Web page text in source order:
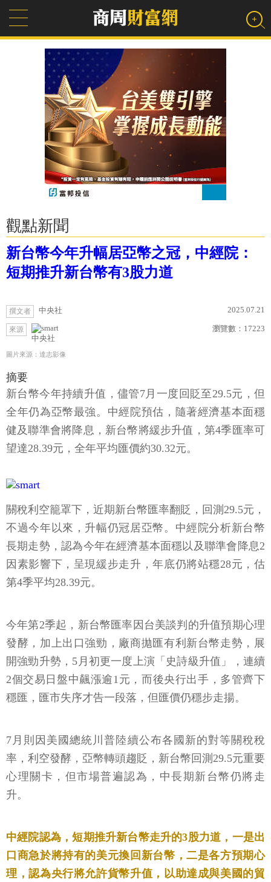
觀點新聞
新台幣今年升幅居亞幣之冠，中經院：
短期推升新台幣有3股力道
撰文者 中央社 2025.07.21
來源
中央社
瀏覽數： 17223
圖片來源：達志影像
摘要
新台幣今年持續升值，儘管7月一度回貶至29.5元，但
全年仍為亞幣最強。中經院預估，隨著經濟基本面穩
健及聯準會將降息，新台幣將緩步升值，第4季匯率可
望達28.39元，全年平均匯價約30.32元。
關稅利空籠罩下，近期新台幣匯率翻貶，回測29.5元，
不過今年以來，升幅仍冠居亞幣。中經院分析新台幣
長期走勢，認為今年在經濟基本面穩以及聯準會降息2
因素影響下，呈現緩步走升，年底仍將站穩28元，估
第4季平均28.39元。
今年第2季起，新台幣匯率因台美談判的升值預期心理
發酵，加上出口強勁，廠商拋匯有利新台幣走勢，展
開強勁升勢，5月初更一度上演「史詩級升值」，連續
2個交易日盤中飆漲逾1元，而後央行出手，多管齊下
穩匯，匯市失序才告一段落，但匯價仍穩步走揚。
7月則因美國總統川普陸續公布各國新的對等關稅稅
率，利空發酵，亞幣轉頭趨貶，新台幣回測29.5元重要
心理關卡，但市場普遍認為，中長期新台幣仍將走
升。
中經院認為，短期推升新台幣走升的3股力道，一是出
口商急於將持有的美元換回新台幣，二是各方預期心
理，認為央行將允許貨幣升值，以助達成與美國的貿